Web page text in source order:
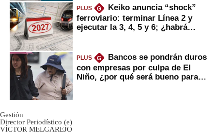
PLUS G
Keiko anuncia “shock”
ferroviario: terminar Línea 2 y
ejecutar la 3, 4, 5 y 6; ¿habrá
PLUS G
Bancos se pondrán duros
con empresas por culpa de El
Niño, ¿por qué será bueno para
Gestión
Director Periodístico (e)
VÍCTOR MELGAREJO